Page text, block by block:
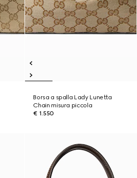
Borsa a spalla Lady Lunetta
Chain misura piccola
€ 1.550